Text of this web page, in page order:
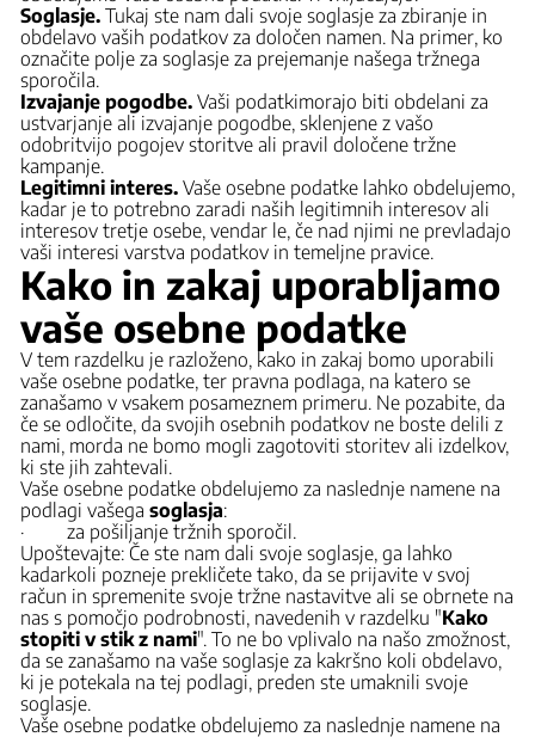
Soglasje. Tukaj ste nam dali svoje soglasje za zbiranje in
obdelavo vaših podatkov za določen namen. Na primer, ko
označite polje za soglasje za prejemanje našega tržnega
sporočila.
Izvajanje pogodbe. Vaši podatkimorajo biti obdelani za
ustvarjanje ali izvajanje pogodbe, sklenjene z vašo
odobritvijo pogojev storitve ali pravil določene tržne
kampanje.
Legitimni interes. Vaše osebne podatke lahko obdelujemo,
kadar je to potrebno zaradi naših legitimnih interesov ali
interesov tretje osebe, vendar le, če nad njimi ne prevladajo
vaši interesi varstva podatkov in temeljne pravice.
Kako in zakaj uporabljamo
vaše osebne podatke
V tem razdelku je razloženo, kako in zakaj bomo uporabili
vaše osebne podatke, ter pravna podlaga, na katero se
zanašamo v vsakem posameznem primeru. Ne pozabite, da
če se odločite, da svojih osebnih podatkov ne boste delili z
nami, morda ne bomo mogli zagotoviti storitev ali izdelkov,
ki ste jih zahtevali.
Vaše osebne podatke obdelujemo za naslednje namene na
podlagi vašega soglasja:
· za pošiljanje tržnih sporočil.
Upoštevajte: Če ste nam dali svoje soglasje, ga lahko
kadarkoli pozneje prekličete tako, da se prijavite v svoj
račun in spremenite svoje tržne nastavitve ali se obrnete na
nas s pomočjo podrobnosti, navedenih v razdelku "Kako
stopiti v stik z nami". To ne bo vplivalo na našo zmožnost,
da se zanašamo na vaše soglasje za kakršno koli obdelavo,
ki je potekala na tej podlagi, preden ste umaknili svoje
soglasje.
Vaše osebne podatke obdelujemo za naslednje namene na